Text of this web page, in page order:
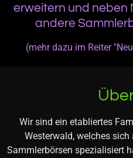
erweitern und neben
andere
(mehr dazu im Reiter
Wir sind ein etabliertes
Westerwald, welches
Sammlerbörsen spezialisiert